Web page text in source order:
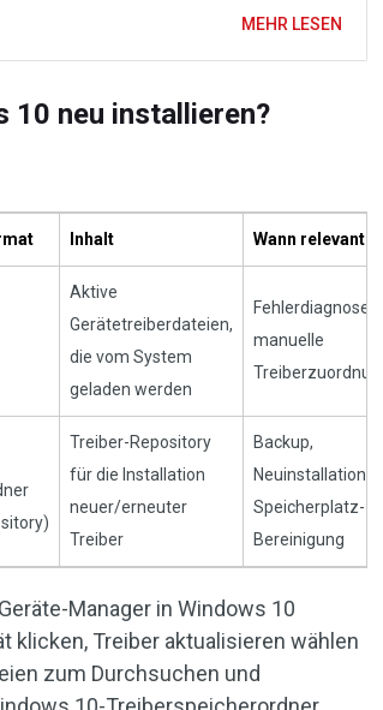
MEHR LESEN
10 neu installieren?
Inhalt Wann relevant
Aktive
Gerätetreiberdateien,
die vom System
geladen werden
Fehlerdiagnose,
manuelle
Treiberzuordnung
Treiber-Repository
für die Installation
neuer/erneuter
Treiber
Backup,
Neuinstallation,
Speicherplatz-
Bereinigung
Manager in Windows 10
klicken, Treiber aktualisieren wählen
zum Durchsuchen und